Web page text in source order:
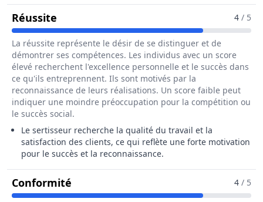
Réussite Pour Le Métier De Sertisseur / 4 / 5
La réussite représente le désir de se distinguer et de
démontrer ses compétences. Les individus avec un score
élevé recherchent l'excellence personnelle et le succès dans
ce qu'ils entreprennent. Ils sont motivés par la
reconnaissance de leurs réalisations. Un score faible peut
indiquer une moindre préoccupation pour la compétition ou
le succès social.
Le sertisseur recherche la qualité du travail et la
satisfaction des clients, ce qui reflète une forte motivation
pour le succès et la reconnaissance.
Conformité Pour Le Métier De Sertisseur /4 / 5